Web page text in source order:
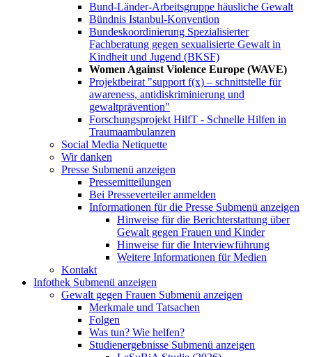
Bund-Länder-Arbeitsgruppe häusliche Gewalt
Bündnis Istanbul-Konvention
Bundeskoordinierung Spezialisierter
Fachberatung gegen sexualisierte Gewalt in
Kindheit und Jugend (BKSF)
Women Against Violence Europe (WAVE)
Projektbeirat "support f(x) – schnittstelle für
awareness, antidiskriminierung und
gewaltprävention"
Forschungsprojekt HilfT - Schnelle Hilfen in
Traumaambulanzen
Social Media Netiquette
Wir danken
Presse Submenü anzeigen
Pressemitteilungen
Bei Presseverteiler anmelden
Informationen für die Presse Submenü anzeigen
Hinweise für die Berichterstattung über
Gewalt gegen Frauen und Kinder
Hinweise für die Interviewführung
Weitere Informationen für Medien
Kontakt
Infothek Submenü anzeigen
Gewalt gegen Frauen Submenü anzeigen
Merkmale und Tatsachen
Folgen
Was tun? Wie helfen?
Studienergebnisse Submenü anzeigen